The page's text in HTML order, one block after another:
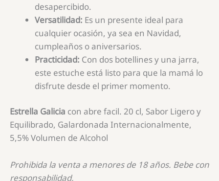
desapercibido.
Versatilidad: Es un presente ideal para
cualquier ocasión, ya sea en Navidad,
cumpleaños o aniversarios.
Practicidad: Con dos botellines y una jarra,
este estuche está listo para que la mamá lo
disfrute desde el primer momento.
Estrella Galicia con abre facil. 20 cl, Sabor Ligero y
Equilibrado, Galardonada Internacionalmente,
5,5% Volumen de Alcohol
Prohibida la venta a menores de 18 años. Bebe con
responsabilidad.